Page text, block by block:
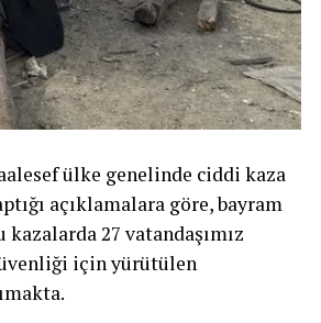
ülke genelinde ciddi kaza
açıklamalara göre, bayram
27 vatandaşımız
için yürütülen